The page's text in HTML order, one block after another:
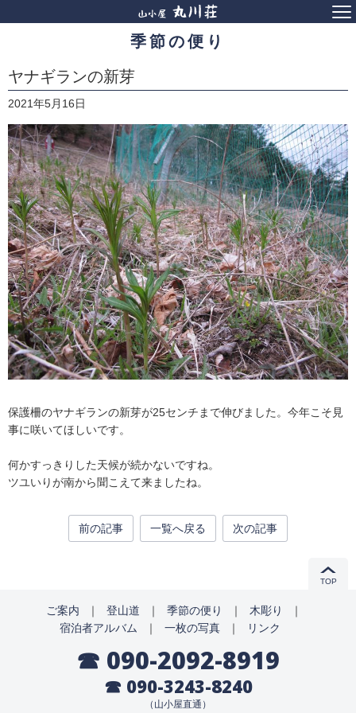
季節の便り
ヤナギランの新芽
2021年5月16日
保護柵のヤナギランの新芽が25センチまで伸びました。今年こそ見
事に咲いてほしいです。
何かすっきりした天候が続かないですね。
ツユいりが南から聞こえて来ましたね。
前の記事 一覧へ戻る 次の記事
ご案内 ｜ 登山道 ｜ 季節の便り ｜ 木彫り
｜
宿泊者アルバム
｜ 一枚の写真 ｜ リンク
☎ 090-2092-8919
☎ 090-3243-8240
（山小屋直通）
TOP